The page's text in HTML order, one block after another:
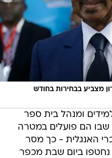
מצביע בבחירות בחודש
חטפו לפחות 78 תלמידים ומנהל בית ספר
שבו הם פועלים במטרה
האנגלית - כך מסר
נחטפו ביום שבת מכפר